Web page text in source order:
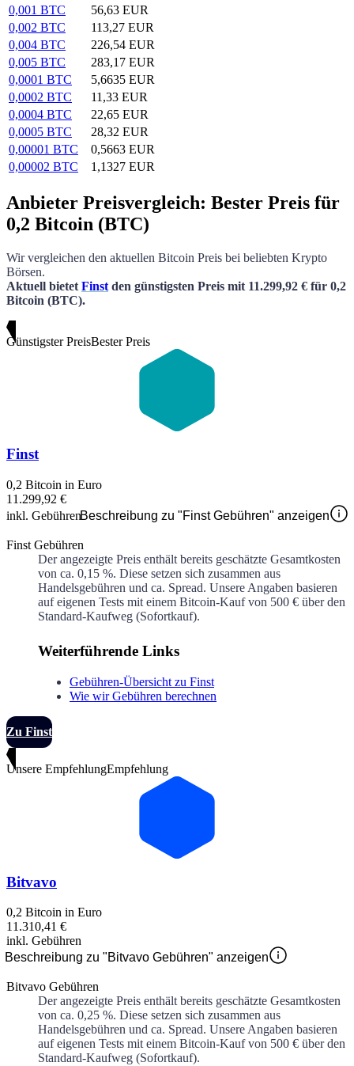
0,001 BTC
56,63 EUR
0,002 BTC
113,27 EUR
0,004 BTC
226,54 EUR
0,005 BTC
283,17 EUR
0,0001 BTC
5,6635 EUR
0,0002 BTC
11,33 EUR
0,0004 BTC
22,65 EUR
0,0005 BTC
28,32 EUR
0,00001 BTC
0,5663 EUR
0,00002 BTC
1,1327 EUR
Anbieter Preisvergleich: Bester Preis für
0,2 Bitcoin (BTC)
Wir vergleichen den aktuellen Bitcoin Preis bei beliebten Krypto
Börsen.
Aktuell bietet Finst den günstigsten Preis mit 11.299,92 € für 0,2
Bitcoin (BTC).
Günstigster PreisBester Preis
Finst
0,2 Bitcoin in Euro
11.299,92 €
inkl. GebührenBeschreibung zu "Finst Gebühren" anzeigen
Finst Gebühren
Der angezeigte Preis enthält bereits geschätzte Gesamtkosten
von ca. 0,15 %. Diese setzen sich zusammen aus
Handelsgebühren und ca. Spread. Unsere Angaben basieren
auf eigenen Tests mit einem Bitcoin-Kauf von 500 € über den
Standard-Kaufweg (Sofortkauf).
Weiterführende Links
Gebühren-Übersicht zu Finst
Wie wir Gebühren berechnen
Zu Finst
Unsere EmpfehlungEmpfehlung
Bitvavo
0,2 Bitcoin in Euro
11.310,41 €
inkl. Gebühren
Beschreibung zu "Bitvavo Gebühren" anzeigen
Bitvavo Gebühren
Der angezeigte Preis enthält bereits geschätzte Gesamtkosten
von ca. 0,25 %. Diese setzen sich zusammen aus
Handelsgebühren und ca. Spread. Unsere Angaben basieren
auf eigenen Tests mit einem Bitcoin-Kauf von 500 € über den
Standard-Kaufweg (Sofortkauf).